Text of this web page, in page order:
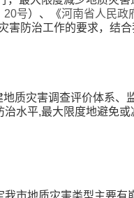
20号）、《河南省人民政
害防治工作的要求，结
质灾害调查评价体系
水平,最大限度地避免或
市地质灾害类型主要有